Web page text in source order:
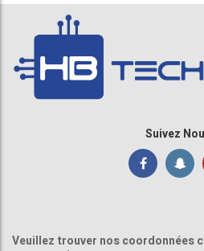
Suivez
Veuillez trouver nos coordonnées